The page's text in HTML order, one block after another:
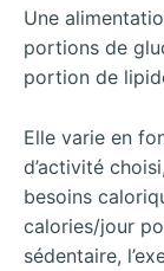
Une
portions de
portion de
Elle varie en
d’activité
besoins
calories/jour
sédentaire,